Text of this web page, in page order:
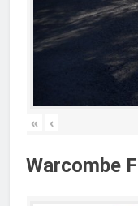
« ‹
Warcombe